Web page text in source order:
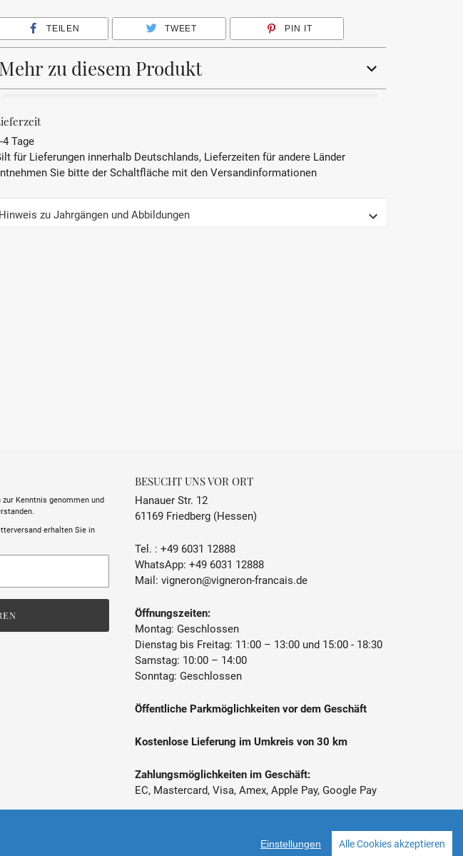
TEILEN TWEET PIN IT
Mehr zu diesem Produkt
REBSORTE
JAHRGANG 2020
PRÄDIKAT AOP
14 °C - 16 °C
enthält Sulfite
ABFÜLLER / IMPORTEUR
Denis Duvernay, 69430 Quincié-en-
Beaujolais, Frankreich
4 Tage
für Lieferungen innerhalb Deutschlands, Lieferzeiten für andere Länder
Sie bitte der Schaltfläche mit den Versandinformationen
Hinweis zu Jahrgängen und Abbildungen
Kenntnis genommen und
erhalten Sie in
BESUCHT UNS VOR ORT
Hanauer Str. 12
61169 Friedberg (Hessen)
Tel. : +49 6031 12888
WhatsApp: +49 6031 12888
Mail: vigneron@vigneron-francais.de
Öffnungszeiten:
Montag: Geschlossen
Dienstag bis Freitag: 11:00 – 13:00 und 15:00 - 18:30
Samstag: 10:00 – 14:00
Sonntag: Geschlossen
Öffentliche Parkmöglichkeiten vor dem Geschäft
Kostenlose Lieferung im Umkreis von 30 km
Zahlungsmöglichkeiten im Geschäft:
EC, Mastercard, Visa, Amex, Apple Pay, Google Pay
Einstellungen Alle Cookies akzeptieren